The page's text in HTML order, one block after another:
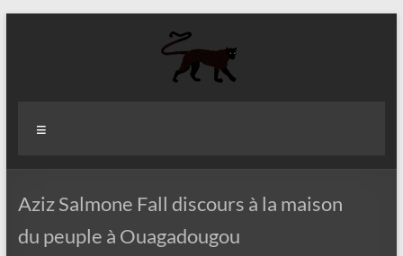
Fall
Internationaliste
Aziz Salmone Fall discours à la maison
du peuple à Ouagadougou